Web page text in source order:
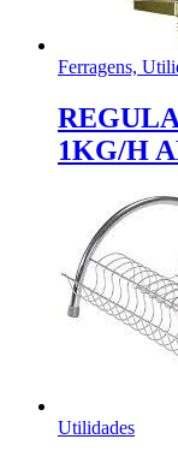
Ferragens,
1KG/H
Utilidades